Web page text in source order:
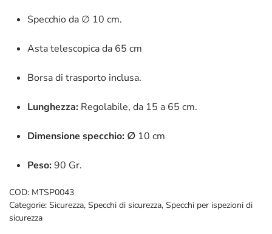
Specchio da ∅ 10 cm.
Asta telescopica da 65 cm
Borsa di trasporto inclusa.
Lunghezza: Regolabile, da 15 a 65 cm.
Dimensione specchio: ∅ 10 cm
Peso:90 Gr.
COD: MTSP0043
Categorie: Sicurezza, Specchi di sicurezza, Specchi per ispezioni di
sicurezza